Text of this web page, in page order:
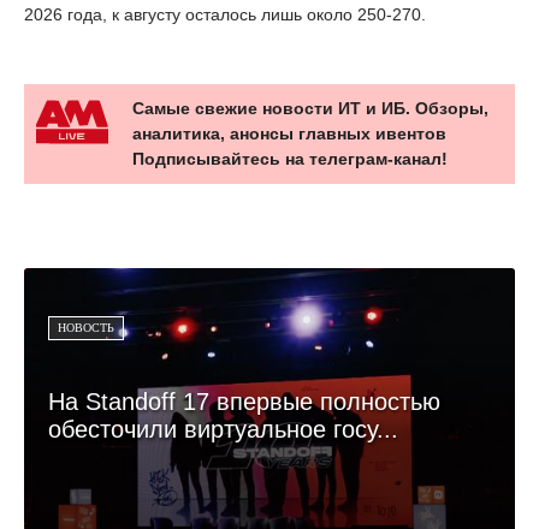
2026 года, к августу осталось лишь около 250-270.
Самые свежие новости ИТ и ИБ. Обзоры,
аналитика, анонсы главных ивентов
Подписывайтесь на телеграм-канал!
НОВОСТЬ
На Standoff 17 впервые полностью
обесточили виртуальное госу...